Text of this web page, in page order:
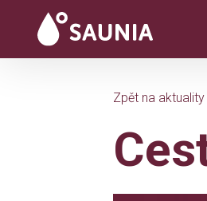
Zpět na aktuality